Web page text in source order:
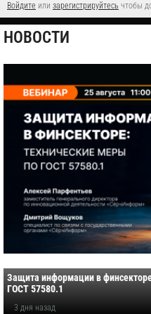
Войдите или зарегистрируйтесь чтобы
НОВОСТИ
Защита информации в
ГОСТ 57580.1
3 дня назад